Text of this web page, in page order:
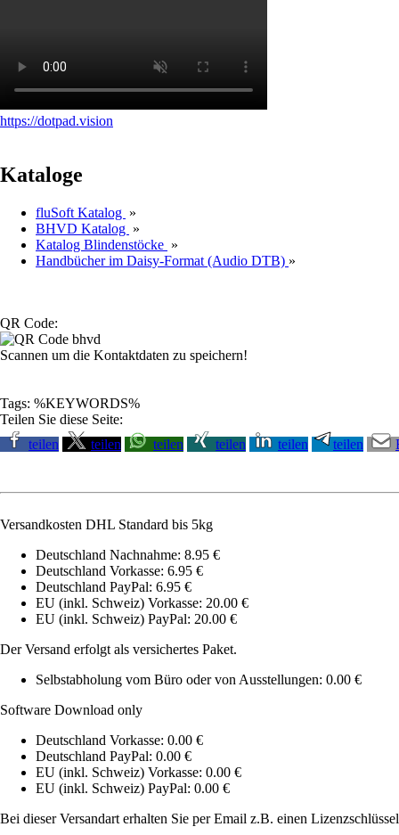
https://dotpad.vision
Kataloge
fluSoft Katalog »
BHVD Katalog »
Katalog Blindenstöcke »
Handbücher im Daisy-Format (Audio DTB) »
QR Code:
Scannen um die Kontaktdaten zu speichern!
Tags: %KEYWORDS%
Teilen Sie diese Seite:
teilen
teilen teilen teilen teilen teilen
Versandkosten DHL Standard bis 5kg
Deutschland Nachnahme: 8.95 €
Deutschland Vorkasse: 6.95 €
Deutschland PayPal: 6.95 €
EU (inkl. Schweiz) Vorkasse: 20.00 €
EU (inkl. Schweiz) PayPal: 20.00 €
Der Versand erfolgt als versichertes Paket.
Selbstabholung vom Büro oder von Ausstellungen: 0.00 €
Software Download only
Deutschland Vorkasse: 0.00 €
Deutschland PayPal: 0.00 €
EU (inkl. Schweiz) Vorkasse: 0.00 €
EU (inkl. Schweiz) PayPal: 0.00 €
Bei dieser Versandart erhalten Sie per Email z.B. einen